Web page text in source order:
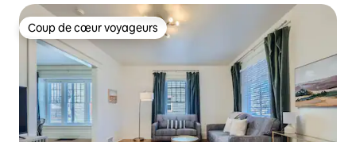
Coup de cœur voyageurs
Coup de cœur voyageurs